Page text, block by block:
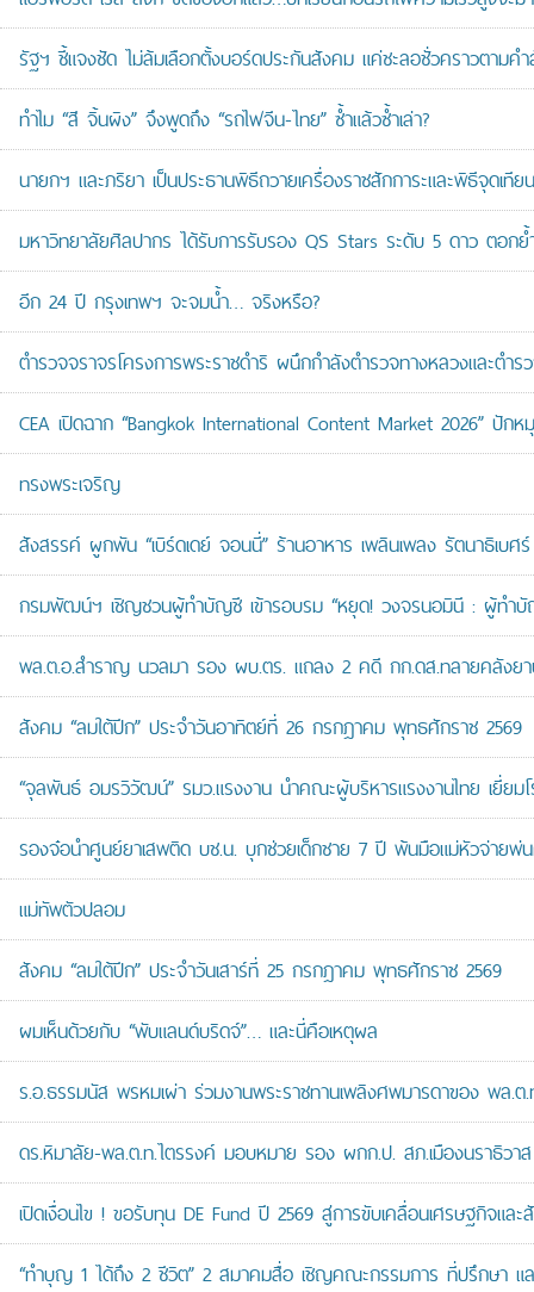
รัฐฯ ชี้แจงชัด ไม่ล้มเลือกตั้งบอร์ดประกันสังคม แค่ชะลอชั่วคราวตามค
ทำไม “สี จิ้นผิง” จึงพูดถึง “รถไฟจีน-ไทย” ซ้ำแล้วซ้ำเล่า?
นายกฯ และภริยา เป็นประธานพิธีถวายเครื่องราชสักการะและพิธีจุดเ
มหาวิทยาลัยศิลปากร ได้รับการรับรอง QS Stars ระดับ 5 ดาว ตอก
อีก 24 ปี กรุงเทพฯ จะจมน้ำ… จริงหรือ?
ตำรวจจราจรโครงการพระราชดำริ ผนึกกำลังตำรวจทางหลวงและตำ
CEA เปิดฉาก “Bangkok International Content Market 2026” ปั
ทรงพระเจริญ
สังสรรค์ ผูกพัน “เบิร์ดเดย์ จอนนี่” ร้านอาหาร เพลินเพลง รัตนาธิเบศ
กรมพัฒน์ฯ เชิญชวนผู้ทำบัญชี เข้ารอบรม “หยุด! วงจรนอมินี : ผู้ทำ
พล.ต.อ.สำราญ นวลมา รอง ผบ.ตร. แถลง 2 คดี กก.ดส.ทลายคลังย
สังคม “ลมใต้ปีก” ประจำวันอาทิตย์ที่ 26 กรกฎาคม พุทธศักราช 2569
“จุลพันธ์ อมรวิวัฒน์” รมว.แรงงาน นำคณะผู้บริหารแรงงานไทย เยี่ยม
รองจ๋อนำศูนย์ยาเสพติด บช.น. บุกช่วยเด็กชาย 7 ปี พ้นมือแม่หัวจ่ายพ่น
แม่ทัพตัวปลอม
สังคม “ลมใต้ปีก” ประจำวันเสาร์ที่ 25 กรกฎาคม พุทธศักราช 2569
ผมเห็นด้วยกับ “พับแลนด์บริดจ์”… และนี่คือเหตุผล
ร.อ.ธรรมนัส พรหมเผ่า ร่วมงานพระราชทานเพลิงศพมารดาของ พล.
ดร.หิมาลัย-พล.ต.ท.ไตรรงค์ มอบหมาย รอง ผกก.ป. สภ.เมืองนราธิว
เปิดเงื่อนไข ! ขอรับทุน DE Fund ปี 2569 สู่การขับเคลื่อนเศรษฐกิจแล
“ทำบุญ 1 ได้ถึง 2 ชีวิต” 2 สมาคมสื่อ เชิญคณะกรรมการ ที่ปรึกษา แ